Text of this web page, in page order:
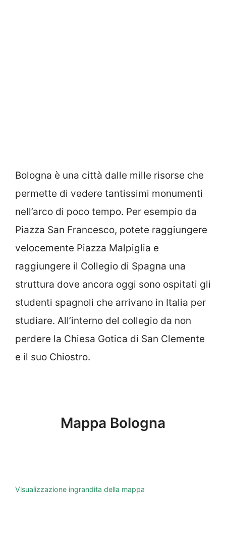
Bologna è una città dalle mille risorse che
permette di vedere tantissimi monumenti
nell’arco di poco tempo. Per esempio da
Piazza San Francesco, potete raggiungere
velocemente Piazza Malpiglia e
raggiungere il Collegio di Spagna una
struttura dove ancora oggi sono ospitati gli
studenti spagnoli che arrivano in Italia per
studiare. All’interno del collegio da non
perdere la Chiesa Gotica di San Clemente
e il suo Chiostro.
Mappa Bologna
Visualizzazione ingrandita della mappa